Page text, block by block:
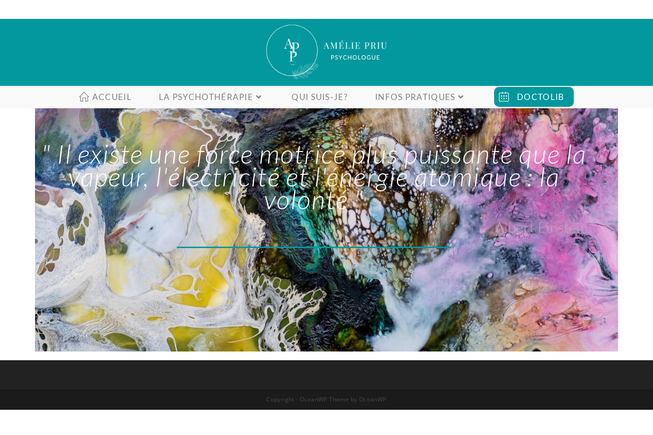
ACCUEIL LA PSYCHOTHÉRAPIE QUI SUIS-JE? INFOS PRATIQUES DOCTOLIB
" Il existe une force motrice plus puissante que la
vapeur, l'électricité et l'énergie atomique : la
volonté "
Albert Einstein
Copyright - OceanWP Theme by OceanWP